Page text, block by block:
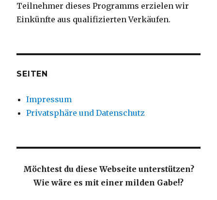
Teilnehmer dieses Programms erzielen wir
Einkünfte aus qualifizierten Verkäufen.
SEITEN
Impressum
Privatsphäre und Datenschutz
Möchtest du diese Webseite unterstützen?
Wie wäre es mit einer milden Gabe!?